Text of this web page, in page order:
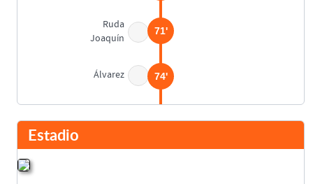
Ruda
Joaquín
71'
Álvarez 74'
Final del partido 90'
Estadio